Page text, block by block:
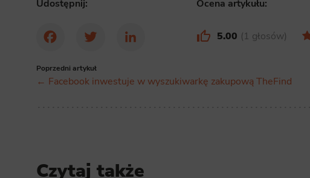
Udostępnij:
FacebookTwitter LinkedIn
Ocena artykułu:
5.00 1 głosów
Poprzedni artykuł
← Facebook inwestuje w wyszukiwarkę zakupową TheFind
Czytaj także